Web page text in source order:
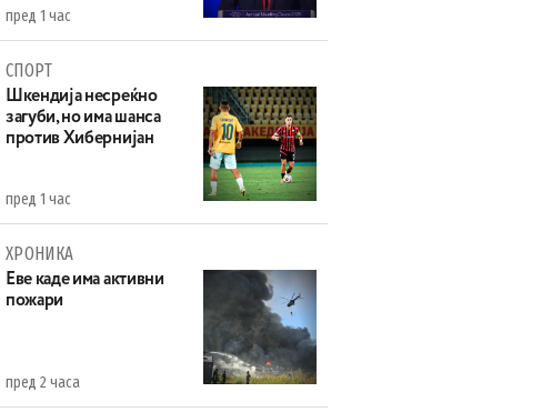
пред 1 час
СПОРТ
Шкендија несреќно
загуби, но има шанса
против Хибернијан
пред 1 час
ХРОНИКА
Eве каде има активни
пожари
пред 2 часа